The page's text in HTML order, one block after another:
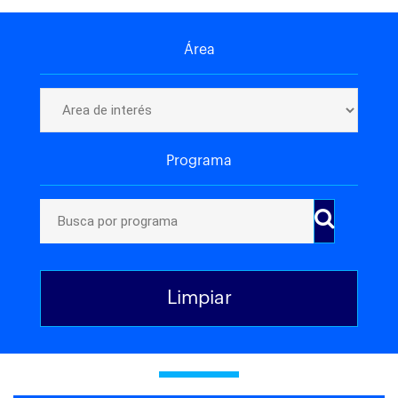
Área
Programa